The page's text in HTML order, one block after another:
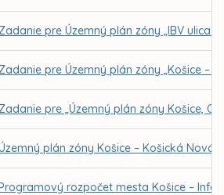
pre Územný plán zóny „IBV ulica
pre Územný plán zóny „Košice –
pre „Územný plán zóny Košice,
plán zóny Košice – Košická Nová
Programový rozpočet mesta Košice –